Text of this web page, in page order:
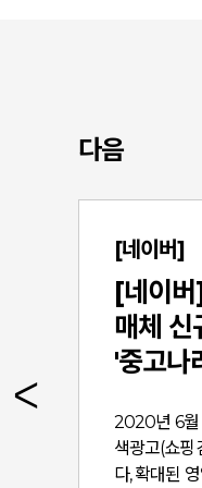
다음
[네이버]
[네이
매체
'중고나
2020년 6월
색광고(쇼핑
다, 확대된